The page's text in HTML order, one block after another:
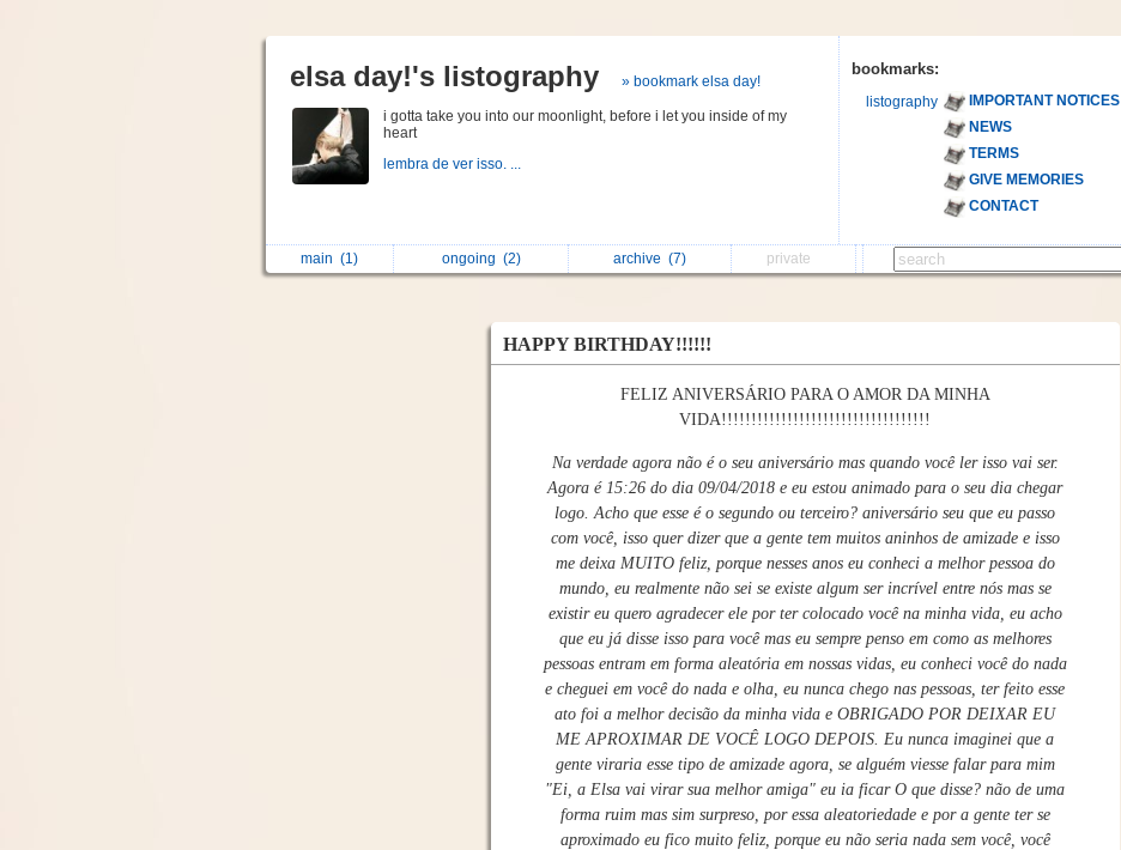
elsa day!'s listography » bookmark elsa day!
i gotta take you into our moonlight, before i let you inside of my
heart
lembra de ver isso. ...
bookmarks:
listography
IMPORTANT NOTICES
NEWS
TERMS
GIVE MEMORIES
CONTACT
main (1) ongoing (2) archive (7) private
HAPPY BIRTHDAY!!!!!!
FELIZ ANIVERSÁRIO PARA O AMOR DA MINHA
VIDA!!!!!!!!!!!!!!!!!!!!!!!!!!!!!!!!!!!
Na verdade agora não é o seu aniversário mas quando você ler isso vai ser.
Agora é 15:26 do dia 09/04/2018 e eu estou animado para o seu dia chegar
logo. Acho que esse é o segundo ou terceiro? aniversário seu que eu passo
com você, isso quer dizer que a gente tem muitos aninhos de amizade e isso
me deixa MUITO feliz, porque nesses anos eu conheci a melhor pessoa do
mundo, eu realmente não sei se existe algum ser incrível entre nós mas se
existir eu quero agradecer ele por ter colocado você na minha vida, eu acho
que eu já disse isso para você mas eu sempre penso em como as melhores
pessoas entram em forma aleatória em nossas vidas, eu conheci você do nada
e cheguei em você do nada e olha, eu nunca chego nas pessoas, ter feito esse
ato foi a melhor decisão da minha vida e OBRIGADO POR DEIXAR EU
ME APROXIMAR DE VOCÊ LOGO DEPOIS. Eu nunca imaginei que a
gente viraria esse tipo de amizade agora, se alguém viesse falar para mim
"Ei, a Elsa vai virar sua melhor amiga" eu ia ficar O que disse? não de uma
forma ruim mas sim surpreso, por essa aleatoriedade e por a gente ter se
aproximado eu fico muito feliz, porque eu não seria nada sem você, você